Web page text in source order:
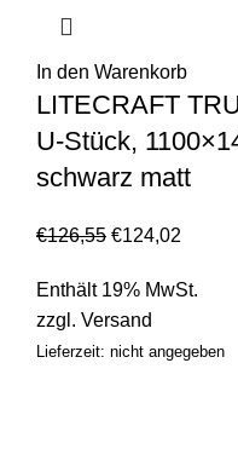
In den Warenkorb
LITECRAFT
U-Stück,
schwarz matt
€126,55 €124,02
Enthält 19% MwSt.
zzgl. Versand
Lieferzeit: nicht angegeben